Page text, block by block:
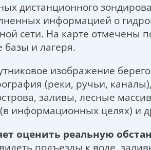
дистанционного
информацией о
сети. На карте отмечены
базы и лагеря.
изображение
(реки, ручьи,
заливы, лесные
информационных целях) и
оценить реальную
видеть подъезды к воде,